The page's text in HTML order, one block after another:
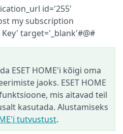
id='255'
my subscription
target='_blank'#@#
ESET HOME'i kõigi oma
jaoks. ESET HOME
mis aitavad teil
kasutada. Alustamiseks
tutvustust.